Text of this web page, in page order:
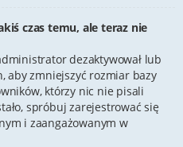
czas temu, ale teraz nie
dezaktywował lub
aby zmniejszyć rozmiar bazy
którzy nic nie pisali
spróbuj zarejestrować się
i zaangażowanym w